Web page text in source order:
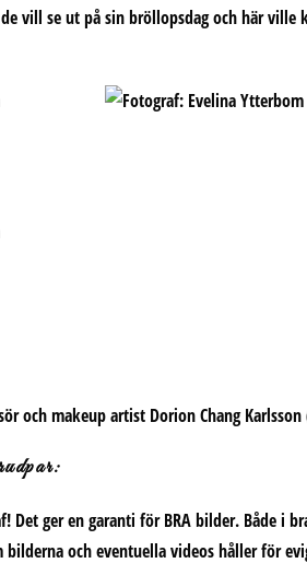
vill se ut på sin bröllopsdag och här
och makeup artist Dorion Chang Karlsson
Det ger en garanti för BRA bilder. Både i
bilderna och eventuella videos håller för